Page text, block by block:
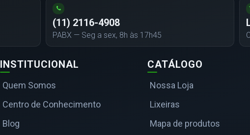
(11) 2116-4908
PABX — Seg a sex, 8h às 17h45
INSTITUCIONAL
Quem Somos
Centro de Conhecimento
Blog
CATÁLOGO
Nossa Loja
Lixeiras
Mapa de produtos